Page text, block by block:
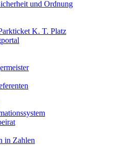
und Ordnung
K. T. Platz
in Zahlen